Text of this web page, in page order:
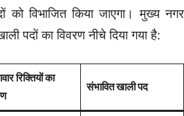
विभाजित किया जाएगा। मुख्य नगर
पदों का विवरण नीचे दिया गया है:
रिक्तियों का
संभावित खाली पद